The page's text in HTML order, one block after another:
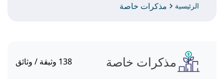
الرئيسية مذكرات خاصة
مذكرات خاصة 138 وثيقة / وثائق